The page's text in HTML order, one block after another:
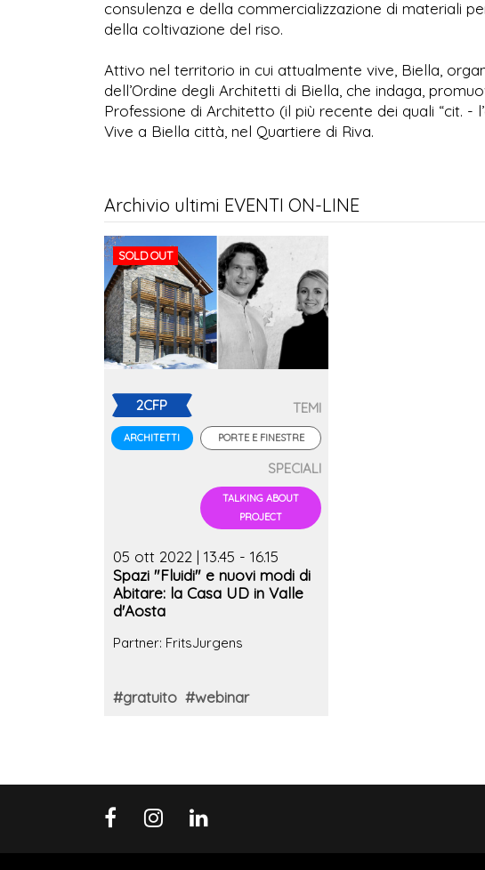
consulenza e della commercializzazione di materiali
della coltivazione del riso.
Attivo nel territorio in cui attualmente vive, Biella,
dell’Ordine degli Architetti di Biella, che indaga,
Professione di Architetto (il più recente dei quali “cit. -
Vive a Biella città, nel Quartiere di Riva.
Archivio ultimi EVENTI ON-LINE
SOLD OUT
2CFP
ARCHITETTI
TEMI
PORTE E FINESTRE
SPECIALI
TALKING ABOUT
PROJECT
05 ott 2022 | 13.45 - 16.15
Spazi "Fluidi" e nuovi modi di
Abitare: la Casa UD in Valle
d'Aosta
Partner: FritsJurgens
#gratuito #webinar